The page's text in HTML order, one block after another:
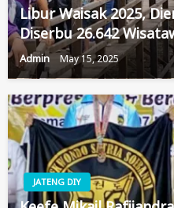
Libur Waisak 2025,
Diserbu 26.642
Admin May 15, 2025
JATENG DIY